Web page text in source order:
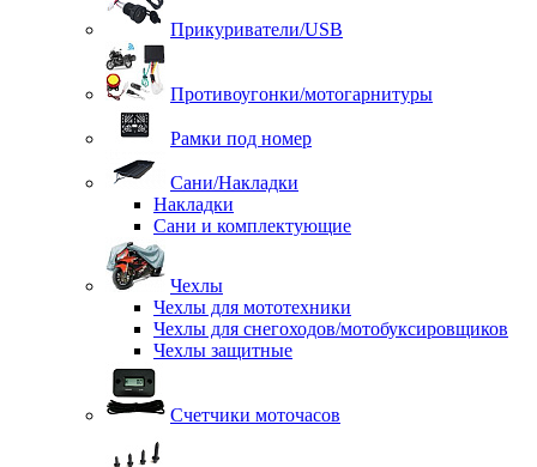
Прикуриватели/USB
Противоугонки/мотогарнитуры
Рамки под номер
Сани/Накладки
Накладки
Сани и комплектующие
Чехлы
Чехлы для мототехники
Чехлы для снегоходов/мотобуксировщиков
Чехлы защитные
Счетчики моточасов